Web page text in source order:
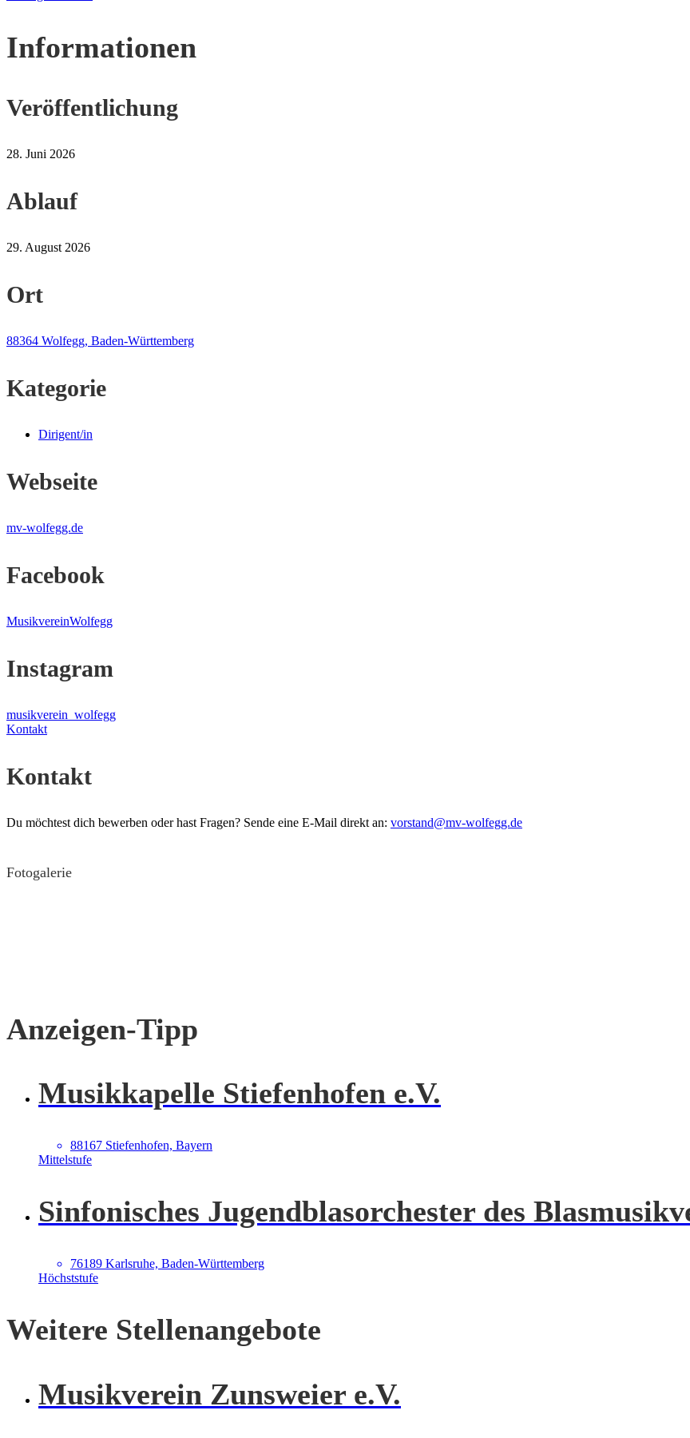
Informationen
Veröffentlichung
28. Juni 2026
Ablauf
29. August 2026
Ort
88364 Wolfegg, Baden-Württemberg
Kategorie
Dirigent/in
Webseite
mv-wolfegg.de
Facebook
MusikvereinWolfegg
Instagram
musikverein_wolfegg
Kontakt
Kontakt
Du möchtest dich bewerben oder hast Fragen? Sende eine E-Mail direkt an: vorstand@mv-wolfegg.de
Fotogalerie
Anzeigen-Tipp
Musikkapelle Stiefenhofen e.V.
88167 Stiefenhofen, Bayern
Mittelstufe
Sinfonisches Jugendblasorchester des
76189 Karlsruhe, Baden-Württemberg
Höchststufe
Weitere Stellenangebote
Musikverein Zunsweier e.V.